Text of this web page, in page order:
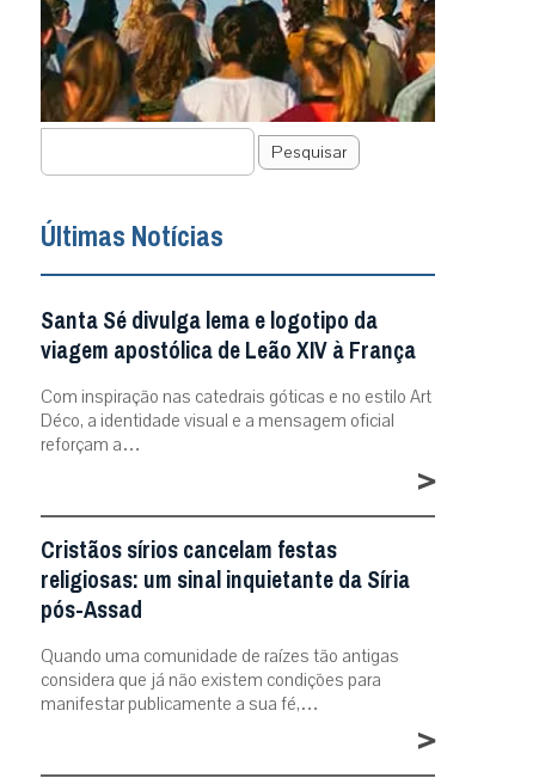
Pesquisar
Últimas Notícias
Santa Sé divulga lema e logotipo da
viagem apostólica de Leão XIV à França
Com inspiração nas catedrais góticas e no estilo Art
Déco, a identidade visual e a mensagem oficial
reforçam a…
>
Cristãos sírios cancelam festas
religiosas: um sinal inquietante da Síria
pós-Assad
Quando uma comunidade de raízes tão antigas
considera que já não existem condições para
manifestar publicamente a sua fé,…
>